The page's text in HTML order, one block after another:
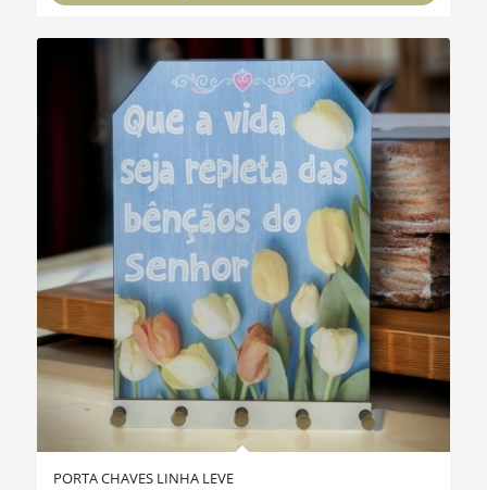
PORTA CHAVES LINHA LEVE